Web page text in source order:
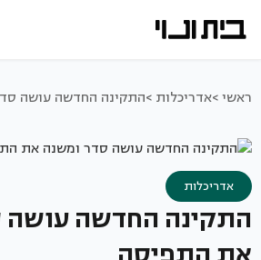
ראשי >אדריכלות >התקינה החדשה עושה
אדריכלות
התקינה החדשה עושה